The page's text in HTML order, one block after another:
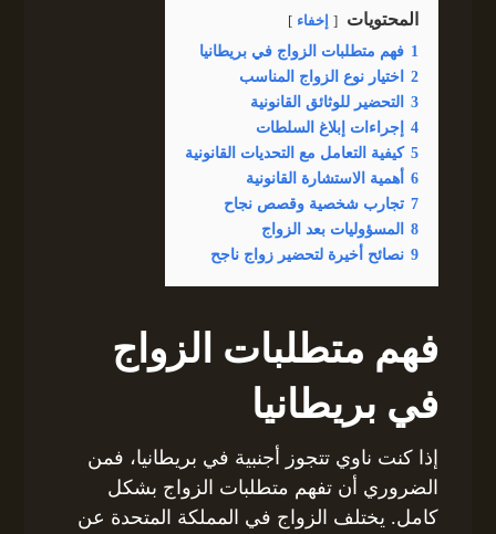
المحتويات إخفاء
1 فهم متطلبات الزواج في بريطانيا
2 اختيار نوع الزواج المناسب
3 التحضير للوثائق القانونية
4 إجراءات إبلاغ السلطات
5 كيفية التعامل مع التحديات القانونية
6 أهمية الاستشارة القانونية
7 تجارب شخصية وقصص نجاح
8 المسؤوليات بعد الزواج
9 نصائح أخيرة لتحضير زواج ناجح
فهم متطلبات الزواج
في بريطانيا
إذا كنت ناوي تتجوز أجنبية في بريطانيا، فمن
الضروري أن تفهم متطلبات الزواج بشكل
كامل. يختلف الزواج في المملكة المتحدة عن